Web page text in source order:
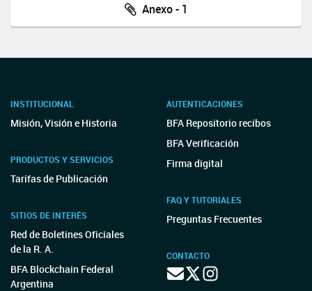
Anexo - 1
INSTITUCIONAL
Misión, Visión e Historia
PRODUCTOS Y SERVICIOS
Tarifas de Publicación
SITIOS DE INTERÉS
Red de Boletines Oficiales
de la R. A.
BFA Blockchain Federal
Argentina
AUTENTICACIONES
BFA Repositorio recibos
BFA Verificación
Firma digital
FAQ Y TUTORIALES
Preguntas Frecuentes
CONTACTO